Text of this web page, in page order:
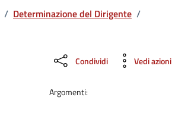
/ Determinazione del Dirigente /
Condividi Vedi azioni
Argomenti: